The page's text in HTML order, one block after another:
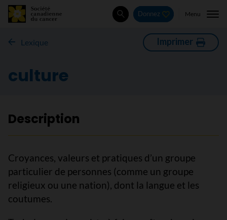
Rechercher
Donnez Menu
Lexique Imprimer
culture
Description
Croyances, valeurs et pratiques d’un groupe
particulier de personnes (comme un groupe
religieux ou une nation), dont la langue et les
coutumes.